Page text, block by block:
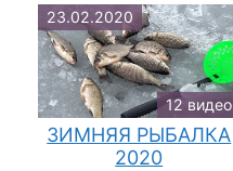
23.02.2020
12 видео
ЗИМНЯЯ РЫБАЛКА
2020